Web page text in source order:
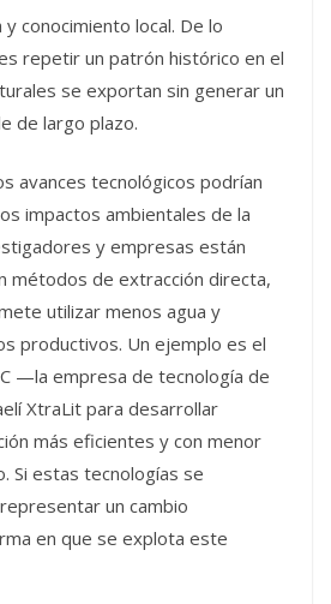
conocimiento local. De lo
repetir un patrón histórico en el
se exportan sin generar un
de largo plazo.
avances tecnológicos podrían
impactos ambientales de la
y empresas están
métodos de extracción directa,
utilizar menos agua y
productivos. Un ejemplo es el
—la empresa de tecnología de
XtraLit para desarrollar
más eficientes y con menor
Si estas tecnologías se
un cambio
en que se explota este